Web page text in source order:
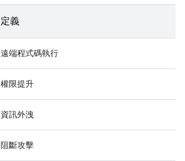
定義
遠端程式碼執行
權限提升
資訊外洩
阻斷攻擊